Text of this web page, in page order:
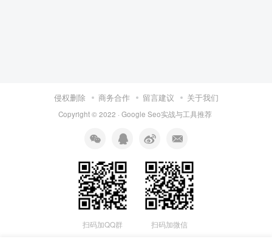
侵权删除 商务合作 留言建议 关于我们
Copyright © 2022 · Google Seo实战与工具推荐
扫码加QQ群 扫码加微信